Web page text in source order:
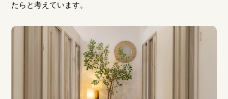
たらと考えています。